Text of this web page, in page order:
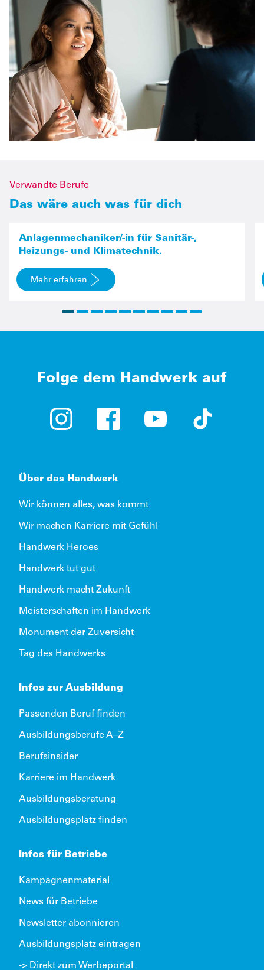
Verwandte Berufe
Das wäre auch was für dich
Anlagenmechaniker/-in für Sanitär-,
Heizungs- und Klimatechnik.
Mehr erfahren
Folge dem Handwerk auf
Instagram (öffnet in neuem Tab)
Facebook (öffnet in neuem Tab)
YouTube (öffnet in
TikTok
Über das Handwerk
Wir können alles, was kommt
Wir machen Karriere mit Gefühl
Handwerk Heroes
Handwerk tut gut
Handwerk macht Zukunft
Meisterschaften im Handwerk
Monument der Zuversicht
Tag des Handwerks
Infos zur Ausbildung
Passenden Beruf finden
Ausbildungsberufe A–Z
Berufsinsider
Karriere im Handwerk
Ausbildungsberatung
Ausbildungsplatz finden
Infos für Betriebe
Kampagnenmaterial
News für Betriebe
Newsletter abonnieren
Ausbildungsplatz eintragen
-> Direkt zum Werbeportal